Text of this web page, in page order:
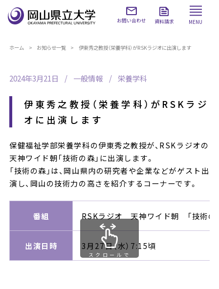
お問い合わせ 資料請求 MENU
ホーム お知らせ一覧 伊東秀之教授（栄養学科）がRSKラジオに出演します
2024年3月21日 一般情報 栄養学科
伊東秀之教授（栄養学科）がRSKラジ
オに出演します
保健福祉学部栄養学科の伊東秀之教授が、RSKラジオの
天神ワイド朝「技術の森」に出演します。
「技術の森」は、岡山県内の研究者や企業などがゲスト出
演し、岡山の技術力の高さを紹介するコーナーです。
番組 RSKラジオ 天神ワイド朝 「技術の森
出演日時 3月27日（水）7:15頃
スクロールで
きます